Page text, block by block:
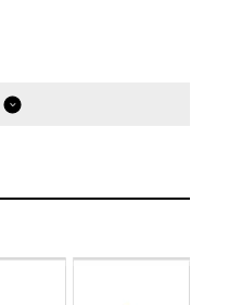
408ページ